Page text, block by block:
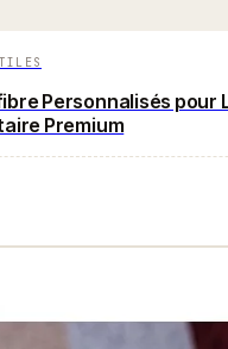
Personnalisés pour
Premium